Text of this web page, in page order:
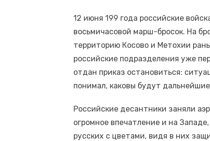
12 июня 199 года российские
восьмичасовой марш-бросок. На
территорию Косово и Метохии
российские подразделения уже
отдан приказ остановиться:
понимал, каковы будут
Российские десантники заняли
огромное впечатление и на
русских с цветами, видя в них